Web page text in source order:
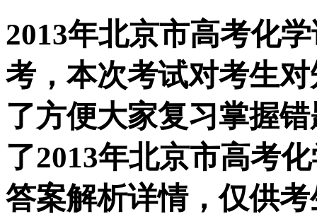
2013年北京市高考化
考，本次考试对考生
了方便大家复习掌握
了2013年北京市高考
答案解析详情，仅供